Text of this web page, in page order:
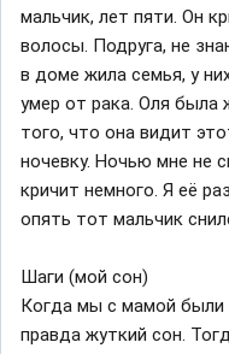
мальчик, лет пяти. Он
волосы. Подруга, не
в доме жила семья, у
умер от рака. Оля была
того, что она видит
ночевку. Ночью мне не
кричит немного. Я её
опять тот мальчик
Шаги (мой сон)
Когда мы с мамой были
правда жуткий сон.